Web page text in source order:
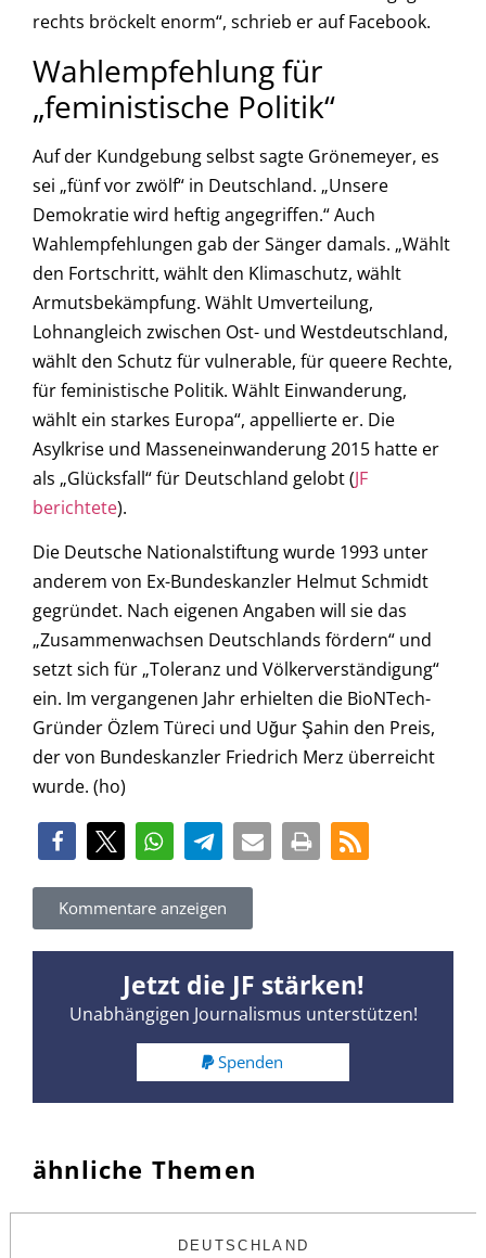
rechts bröckelt enorm“, schrieb er auf Facebook.
Wahlempfehlung für
„feministische Politik“
Auf der Kundgebung selbst sagte Grönemeyer, es
sei „fünf vor zwölf“ in Deutschland. „Unsere
Demokratie wird heftig angegriffen.“ Auch
Wahlempfehlungen gab der Sänger damals. „Wählt
den Fortschritt, wählt den Klimaschutz, wählt
Armutsbekämpfung. Wählt Umverteilung,
Lohnangleich zwischen Ost- und Westdeutschland,
wählt den Schutz für vulnerable, für queere Rechte,
für feministische Politik. Wählt Einwanderung,
wählt ein starkes Europa“, appellierte er. Die
Asylkrise und Masseneinwanderung 2015 hatte er
als „Glücksfall“ für Deutschland gelobt (JF
berichtete).
Die Deutsche Nationalstiftung wurde 1993 unter
anderem von Ex-Bundeskanzler Helmut Schmidt
gegründet. Nach eigenen Angaben will sie das
„Zusammenwachsen Deutschlands fördern“ und
setzt sich für „Toleranz und Völkerverständigung“
ein. Im vergangenen Jahr erhielten die BioNTech-
Gründer Özlem Türeci und Uğur Şahin den Preis,
der von Bundeskanzler Friedrich Merz überreicht
wurde. (ho)
Kommentare anzeigen
Jetzt die JF stärken!
Unabhängigen Journalismus unterstützen!
Spenden
ähnliche Themen
DEUTSCHLAND